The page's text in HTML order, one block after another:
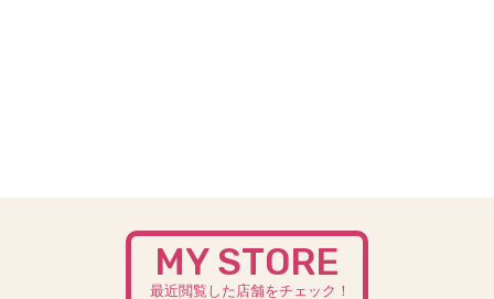
MY STORE
最近閲覧した店舗をチェック！